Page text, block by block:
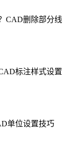
CAD删除部分线
标注样式设置
单位设置技巧